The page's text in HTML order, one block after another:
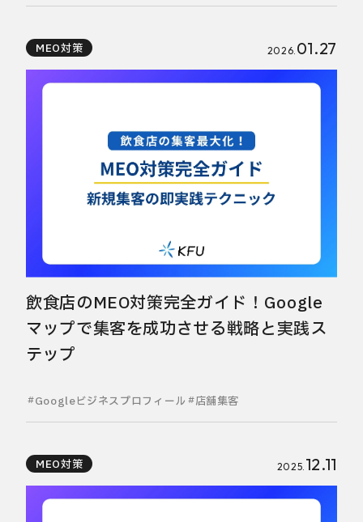
MEO対策 2026. 01.27
飲食店のMEO対策完全ガイド！Google
マップで集客を成功させる戦略と実践ス
テップ
Googleビジネスプロフィール 店舗集客
MEO対策 2025. 12.11